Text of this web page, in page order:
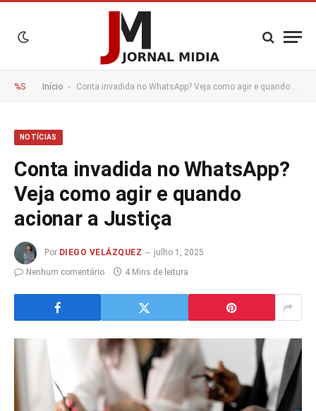
%S Início - Conta invadida no WhatsApp? Veja como agir e quando acionar a Justiça
NOTÍCIAS
Conta invadida no WhatsApp?
Veja como agir e quando
acionar a Justiça
Por DIEGO VELÁZQUEZ
julho 1, 2025
Nenhum comentário
4 Mins de leitura